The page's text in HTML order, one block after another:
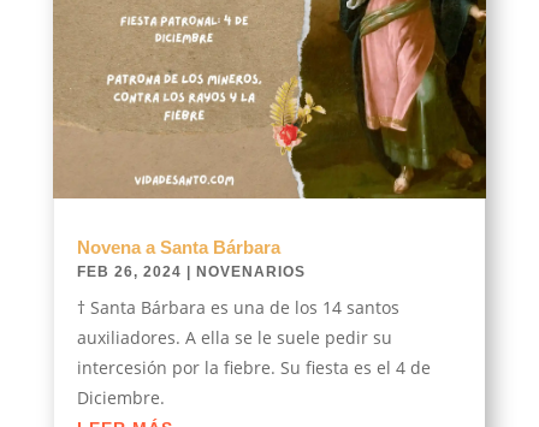
Novena a Santa Bárbara
FEB 26, 2024 | NOVENARIOS
† Santa Bárbara es una de los 14 santos
auxiliadores. A ella se le suele pedir su
intercesión por la fiebre. Su fiesta es el 4 de
Diciembre.